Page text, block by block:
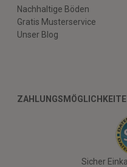
Nachhaltige Böden
Gratis Musterservice
Unser Blog
Sicher